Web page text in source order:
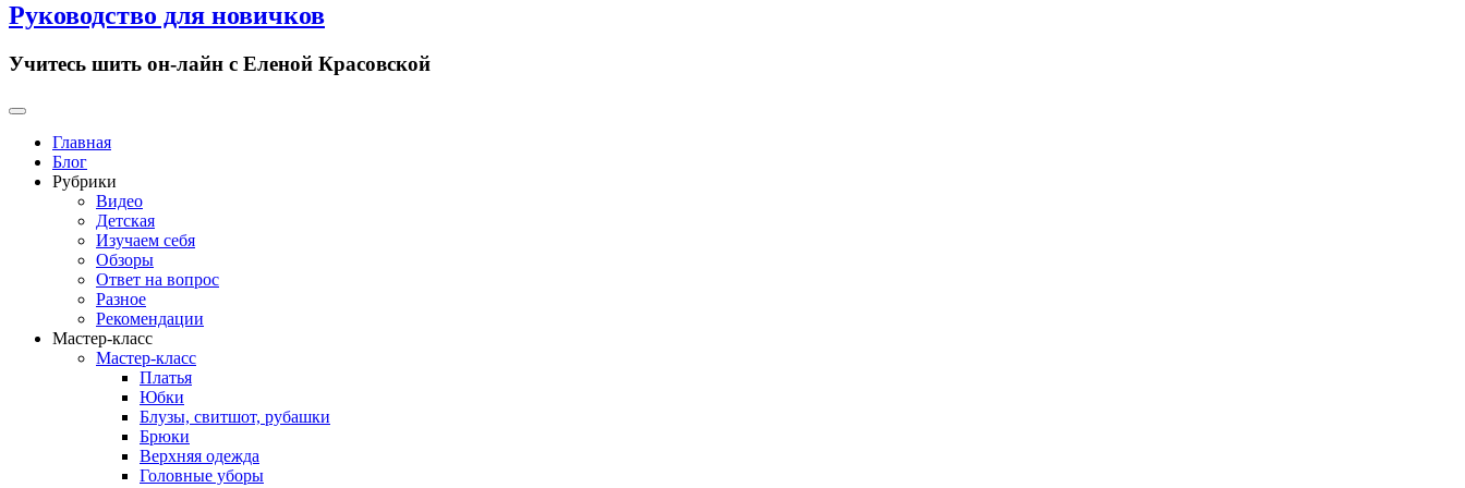
Руководство для новичков
Учитесь шить он-лайн с Еленой Красовской
Primary
Главная
Блог
Рубрики
Видео
Детская
Изучаем себя
Обзоры
Ответ на вопрос
Разное
Рекомендации
Мастер-класс
Мастер-класс
Платья
Юбки
Блузы, свитшот, рубашки
Брюки
Верхняя одежда
Головные уборы